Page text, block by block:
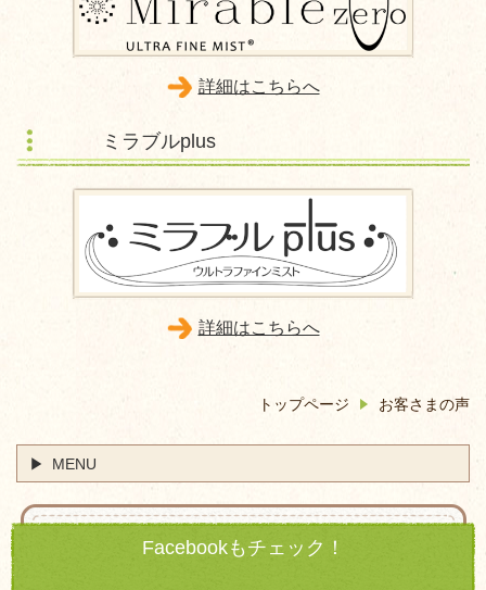
詳細はこちらへ
ミラブルplus
詳細はこちらへ
トップページ お客さまの声
MENU
Facebookもチェック！